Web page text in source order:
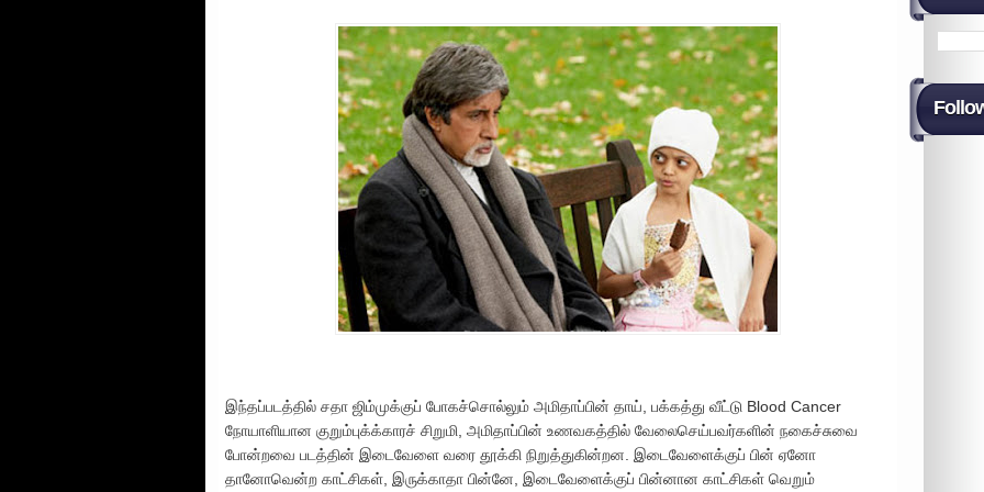
இந்தப்படத்தில் சதா ஜிம்முக்குப் போகச்சொல்லும் அமிதாப்பின் தாய், பக்கத்து வீட்டு Blood Cancer
நோயாளியான குறும்புக்க்காரச் சிறுமி, அமிதாப்பின் உணவகத்தில் வேலைசெய்பவர்களின் நகைச்சுவை
போன்றவை படத்தின் இடைவேளை வரை தூக்கி நிறுத்துகின்றன. இடைவேளைக்குப் பின் ஏனோ
தானோவென்ற காட்சிகள், இருக்காதா பின்னே, இடைவேளைக்குப் பின்னான காட்சிகள் வெறும்